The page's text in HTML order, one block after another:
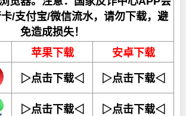
/支付宝/微信流水，请勿下载，避
免造成损失！
苹果下载 安卓下载
▷点击下载◁ ▷点击下载◁
▷点击下载◁ ▷点击下载◁